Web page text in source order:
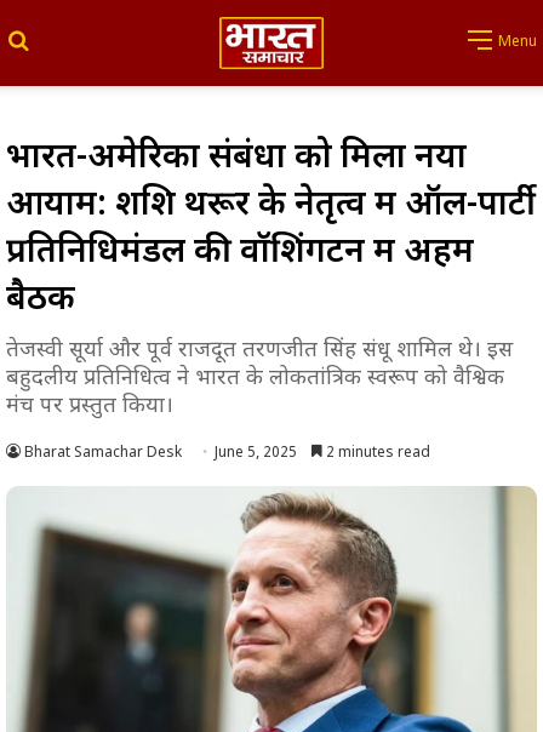
Menu
भारत-अमेरिका संबंधों को मिला नया
आयाम: शशि थरूर के नेतृत्व में ऑल-पार्टी
प्रतिनिधिमंडल की वॉशिंगटन में अहम
बैठक
तेजस्वी सूर्या और पूर्व राजदूत तरणजीत सिंह संधू शामिल थे। इस
बहुदलीय प्रतिनिधित्व ने भारत के लोकतांत्रिक स्वरूप को वैश्विक
मंच पर प्रस्तुत किया।
Bharat Samachar Desk June 5, 2025 2 minutes read